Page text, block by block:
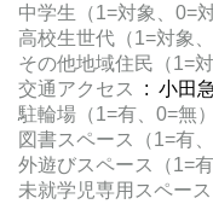
中学生（1=対象、0=
高校生世代（1=対象
その他地域住民（1=
交通アクセス
: 小田
駐輪場（1=有、0=無）
図書スペース（1=有
外遊びスペース（1=
未就学児専用スペー